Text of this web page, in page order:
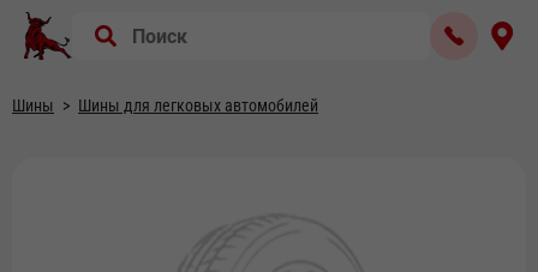
Шины Шины для легковых автомобилей